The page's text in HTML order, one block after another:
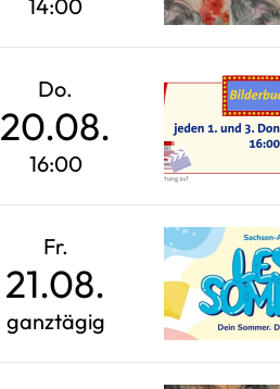
14:00
Do.
20.08.
16:00
Fr.
21.08.
ganztägig